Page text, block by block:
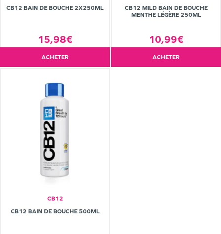
CB12 BAIN DE BOUCHE 2X250ML
15,98€
ACHETER
CB12 MILD BAIN DE BOUCHE
MENTHE LÉGÈRE 250ML
10,99€
ACHETER
CB12
CB12 BAIN DE BOUCHE 500ML